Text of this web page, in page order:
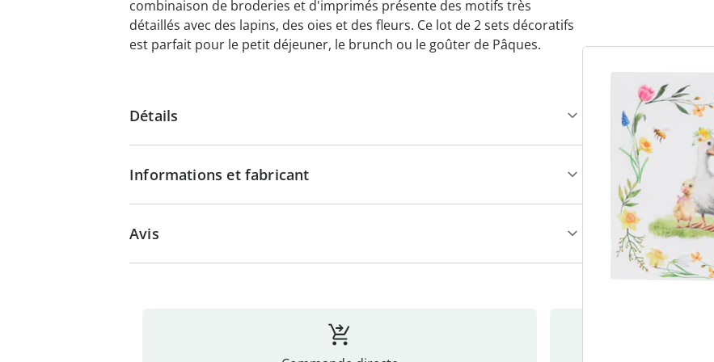
combinaison de broderies et d'imprimés présente des motifs très
détaillés avec des lapins, des oies et des fleurs. Ce lot de 2 sets décoratifs
est parfait pour le petit déjeuner, le brunch ou le goûter de Pâques.
Détails
Informations et fabricant
Avis